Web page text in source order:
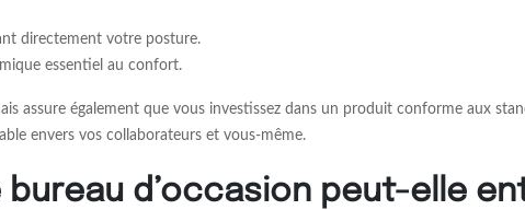
directement votre posture.
essentiel au confort.
également que vous investissez dans un produit conforme aux
envers vos collaborateurs et vous-même.
bureau d’occasion peut-elle